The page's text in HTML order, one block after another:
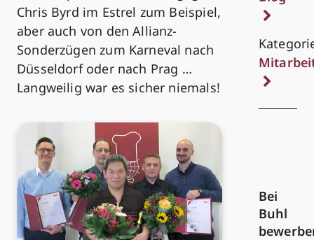
Chris Byrd im Estrel zum Beispiel,
aber auch von den Allianz-
Sonderzügen zum Karneval nach
Düsseldorf oder nach Prag …
Langweilig war es sicher niemals!
Bei
Buhl